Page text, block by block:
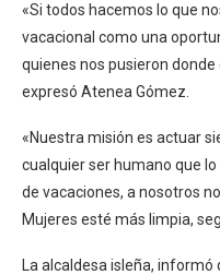
«Si todos hacemos lo que
vacacional como una
quienes nos pusieron donde
expresó Atenea Gómez.
«Nuestra misión es actuar
cualquier ser humano que
de vacaciones, a nosotros
Mujeres esté más limpia,
La alcaldesa isleña,